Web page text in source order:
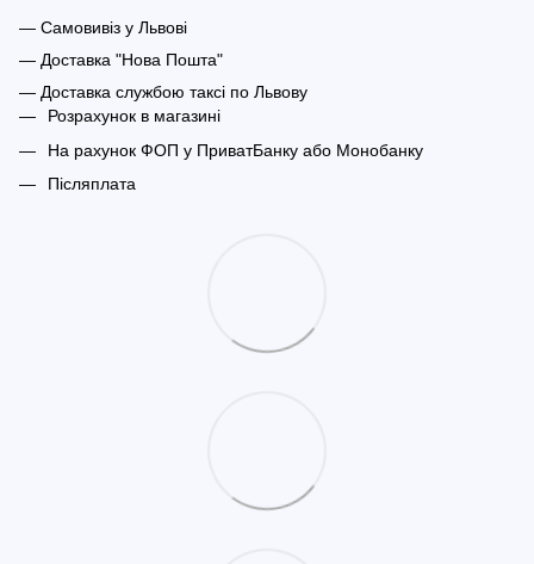
— Самовивіз у Львові
— Доставка "Нова Пошта"
— Доставка службою таксі по Львову
Розрахунок в магазині
На рахунок ФОП у ПриватБанку або Монобанку
Післяплата